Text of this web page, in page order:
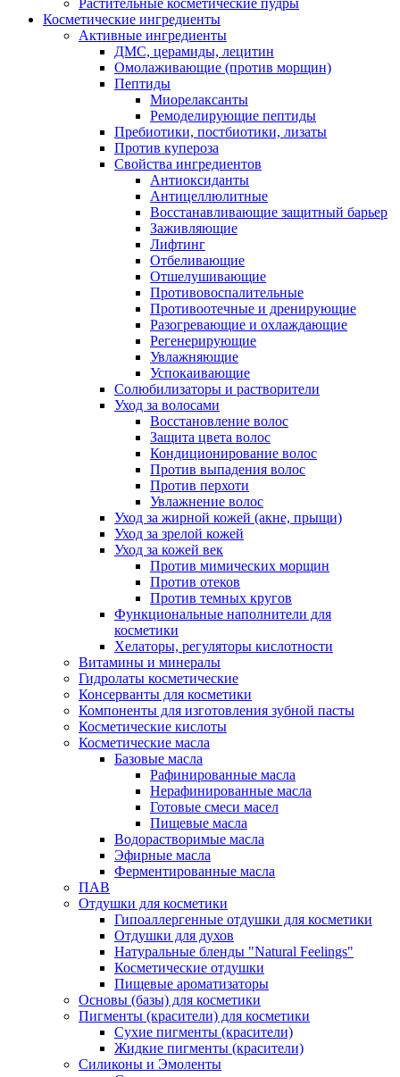
Растительные косметические пудры
Косметические ингредиенты
Активные ингредиенты
ДМС, церамиды, лецитин
Омолаживающие (против морщин)
Пептиды
Миорелаксанты
Ремоделирующие пептиды
Пребиотики, постбиотики, лизаты
Против купероза
Свойства ингредиентов
Антиоксиданты
Антицеллюлитные
Восстанавливающие защитный барьер
Заживляющие
Лифтинг
Отбеливающие
Отшелушивающие
Противовоспалительные
Противоотечные и дренирующие
Разогревающие и охлаждающие
Регенерирующие
Увлажняющие
Успокаивающие
Солюбилизаторы и растворители
Уход за волосами
Восстановление волос
Защита цвета волос
Кондиционирование волос
Против выпадения волос
Против перхоти
Увлажнение волос
Уход за жирной кожей (акне, прыщи)
Уход за зрелой кожей
Уход за кожей век
Против мимических морщин
Против отеков
Против темных кругов
Функциональные наполнители для
косметики
Хелаторы, регуляторы кислотности
Витамины и минералы
Гидролаты косметические
Консерванты для косметики
Компоненты для изготовления зубной пасты
Косметические кислоты
Косметические масла
Базовые масла
Рафинированные масла
Нерафинированные масла
Готовые смеси масел
Пищевые масла
Водорастворимые масла
Эфирные масла
Ферментированные масла
ПАВ
Отдушки для косметики
Гипоаллергенные отдушки для косметики
Отдушки для духов
Натуральные бленды "Natural Feelings"
Косметические отдушки
Пищевые ароматизаторы
Основы (базы) для косметики
Пигменты (красители) для косметики
Сухие пигменты (красители)
Жидкие пигменты (красители)
Силиконы и Эмоленты